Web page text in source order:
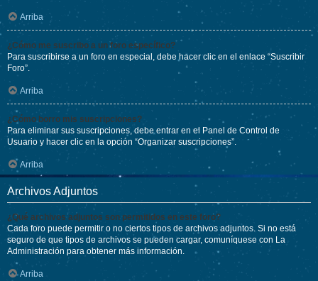
Arriba
¿Cómo me suscribo a un foro específico?
Para suscribirse a un foro en especial, debe hacer clic en el enlace “Suscribir
Foro”.
Arriba
¿Cómo borro mis suscripciones?
Para eliminar sus suscripciones, debe entrar en el Panel de Control de
Usuario y hacer clic en la opción “Organizar suscripciones”.
Arriba
Archivos Adjuntos
¿Qué archivos adjuntos son permitidos en este foro?
Cada foro puede permitir o no ciertos tipos de archivos adjuntos. Si no está
seguro de que tipos de archivos se pueden cargar, comuníquese con La
Administración para obtener más información.
Arriba